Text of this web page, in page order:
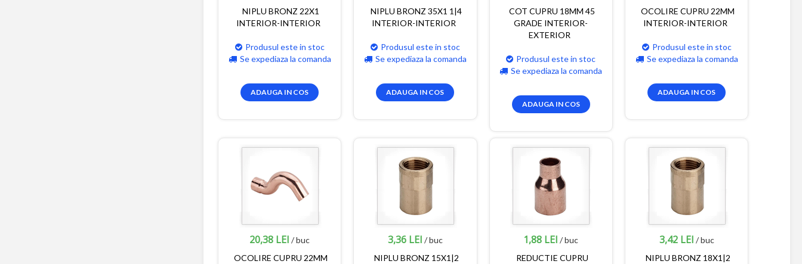
NIPLU BRONZ 22X1
INTERIOR-INTERIOR
Produsul este in stoc
Se expediaza la comanda
ADAUGA IN COS
NIPLU BRONZ 35X1 1|4
INTERIOR-INTERIOR
Produsul este in stoc
Se expediaza la comanda
ADAUGA IN COS
COT CUPRU 18MM 45
GRADE INTERIOR-
EXTERIOR
Produsul este in stoc
Se expediaza la comanda
ADAUGA IN COS
OCOLIRE CUPRU 22MM
INTERIOR-INTERIOR
Produsul este in stoc
Se expediaza la comanda
ADAUGA IN COS
20,38 LEI / buc
OCOLIRE CUPRU 22MM
3,36 LEI / buc
NIPLU BRONZ 15X1|2
1,88 LEI / buc
REDUCTIE CUPRU
3,42 LEI / buc
NIPLU BRONZ 18X1|2